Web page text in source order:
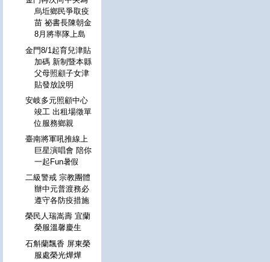
烏坵鄉民爭取疫
苗 祕書長陳朝金
8月將率隊上島
金門8/1起育兒津貼
加碼 新制暨本縣
父母照顧子女津
貼發放說明
安岐多元照顧中心
竣工 出租場徵單
位服務鄉親
臺南將軍吼推線上
巨星演唱會 陪你
一起Fun暑假
二級警戒 宗教團體
辦中元普渡務必
遵守各防疫措施
榮民人瑞嵩壽 宜蘭
榮服溫馨慶生
石斛蘭飄香 屏東榮
服處榮光燁燁